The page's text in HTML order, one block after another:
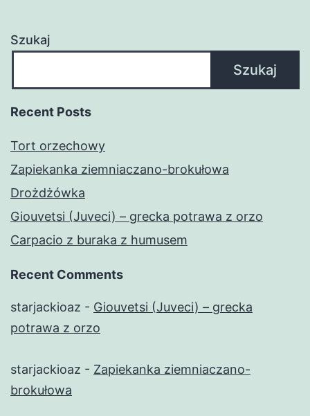
Szukaj
Szukaj
Recent Posts
Tort orzechowy
Zapiekanka ziemniaczano-brokułowa
Drożdżówka
Giouvetsi (Juveci) – grecka potrawa z orzo
Carpacio z buraka z humusem
Recent Comments
starjackioaz - Giouvetsi (Juveci) – grecka
potrawa z orzo
starjackioaz - Zapiekanka ziemniaczano-
brokułowa